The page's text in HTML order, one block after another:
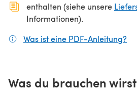
enthalten (siehe unsere
Informationen).
Was ist eine PDF-Anleitung?
Was du brauchen wirst